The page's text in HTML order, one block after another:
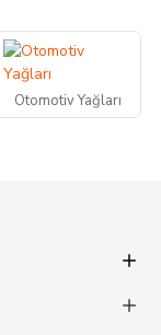
Otomotiv Yağları